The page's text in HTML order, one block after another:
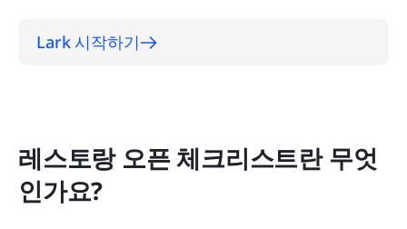
Lark 시작하기
레스토랑 오픈 체크리스트란 무엇
인가요?